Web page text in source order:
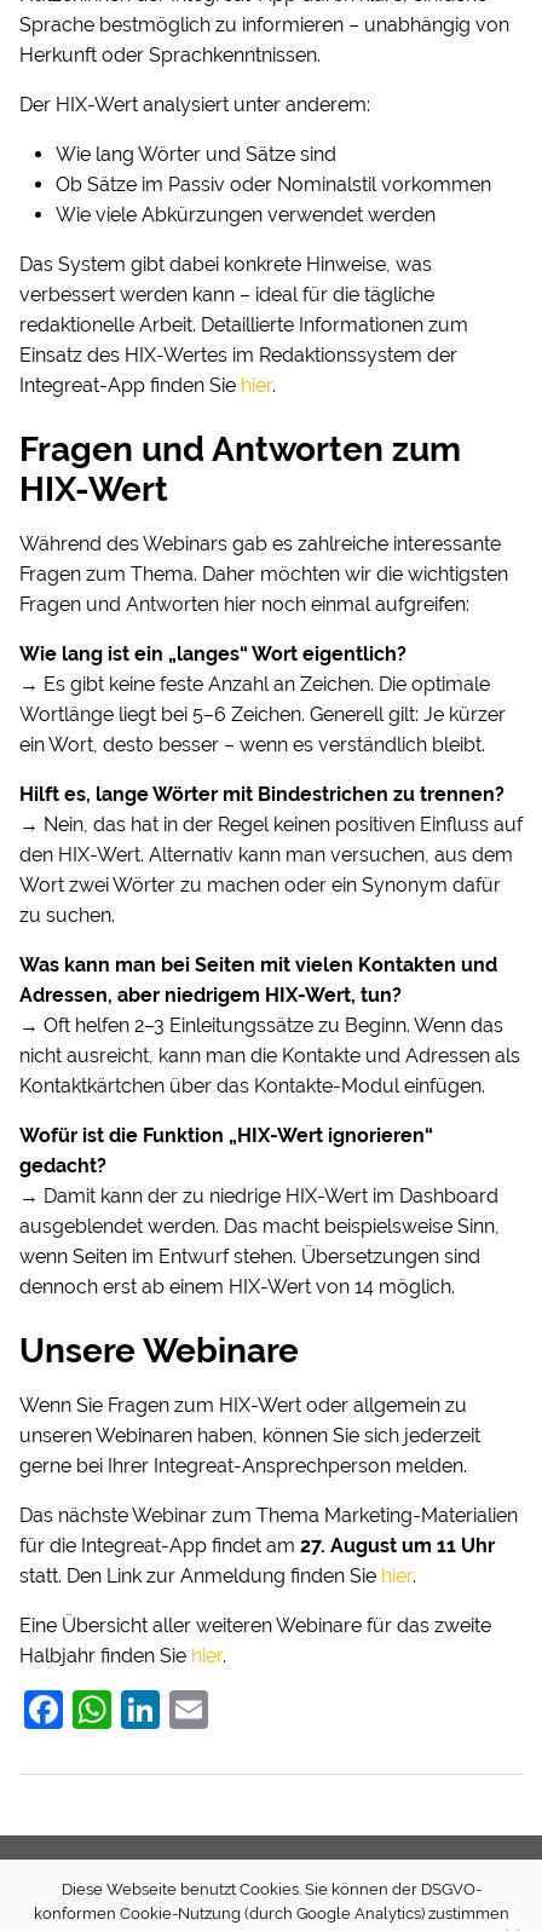
Sprache bestmöglich zu informieren – unabhängig von
Herkunft oder Sprachkenntnissen.
Der HIX-Wert analysiert unter anderem:
Wie lang Wörter und Sätze sind
Ob Sätze im Passiv oder Nominalstil vorkommen
Wie viele Abkürzungen verwendet werden
Das System gibt dabei konkrete Hinweise, was
verbessert werden kann – ideal für die tägliche
redaktionelle Arbeit. Detaillierte Informationen zum
Einsatz des HIX-Wertes im Redaktionssystem der
Integreat-App finden Sie hier.
Fragen und Antworten zum
HIX-Wert
Während des Webinars gab es zahlreiche interessante
Fragen zum Thema. Daher möchten wir die wichtigsten
Fragen und Antworten hier noch einmal aufgreifen:
Wie lang ist ein „langes“ Wort eigentlich?
→ Es gibt keine feste Anzahl an Zeichen. Die optimale
Wortlänge liegt bei 5–6 Zeichen. Generell gilt: Je kürzer
ein Wort, desto besser – wenn es verständlich bleibt.
Hilft es, lange Wörter mit Bindestrichen zu trennen?
→ Nein, das hat in der Regel keinen positiven Einfluss auf
den HIX-Wert. Alternativ kann man versuchen, aus dem
Wort zwei Wörter zu machen oder ein Synonym dafür
zu suchen.
Was kann man bei Seiten mit vielen Kontakten und
Adressen, aber niedrigem HIX-Wert, tun?
→ Oft helfen 2–3 Einleitungssätze zu Beginn. Wenn das
nicht ausreicht, kann man die Kontakte und Adressen als
Kontaktkärtchen über das Kontakte-Modul einfügen.
Wofür ist die Funktion „HIX-Wert ignorieren“
gedacht?
→ Damit kann der zu niedrige HIX-Wert im Dashboard
ausgeblendet werden. Das macht beispielsweise Sinn,
wenn Seiten im Entwurf stehen. Übersetzungen sind
dennoch erst ab einem HIX-Wert von 14 möglich.
Unsere Webinare
Wenn Sie Fragen zum HIX-Wert oder allgemein zu
unseren Webinaren haben, können Sie sich jederzeit
gerne bei Ihrer Integreat-Ansprechperson melden.
Das nächste Webinar zum Thema Marketing-Materialien
für die Integreat-App findet am 27. August um 11 Uhr
statt. Den Link zur Anmeldung finden Sie hier.
Eine Übersicht aller weiteren Webinare für das zweite
Halbjahr finden Sie hier.
F
c
e
b
o
W
at
s
A
p
Li
k
e
dI
n
ai
l
Newsletter Presse Transparenz (extern)
Spenden
Diese Webseite benutzt Cookies. Sie können der DSGVO-
konformen Cookie-Nutzung (durch Google Analytics) zustimmen